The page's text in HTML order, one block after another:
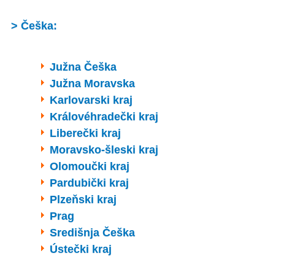
> Češka:
Južna Češka
Južna Moravska
Karlovarski kraj
Královéhradečki kraj
Liberečki kraj
Moravsko-šleski kraj
Olomoučki kraj
Pardubički kraj
Plzeňski kraj
Prag
Središnja Češka
Ústečki kraj